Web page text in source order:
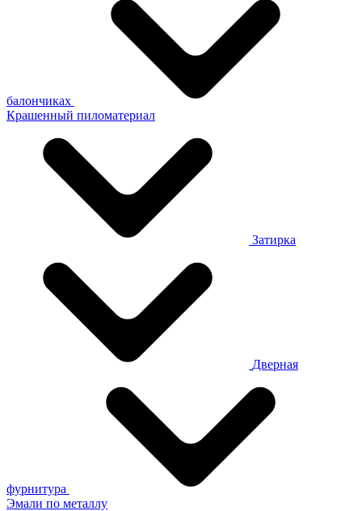
балончиках
Крашенный пиломатериал
Затирка
Дверная
фурнитура
Эмали по металлу